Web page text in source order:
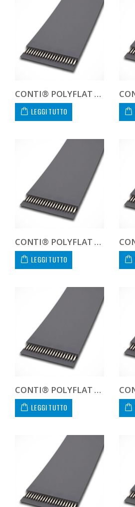
CONTI® POLYFLAT FLA F 50 XHP
LEGGI TUTTO
CONTI® POLYFLAT FLA F 50 XHS
LEGGI TUTTO
CONTI® POLYFLAT FLA F 60 XHP II
LEGGI TUTTO